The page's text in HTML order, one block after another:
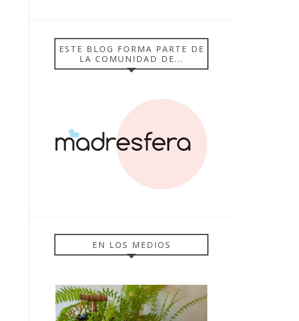
ESTE BLOG FORMA PARTE DE
LA COMUNIDAD DE...
EN LOS MEDIOS